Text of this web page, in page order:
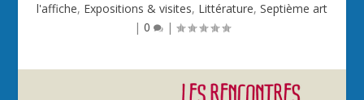
l'affiche, Expositions & visites, Littérature, Septième art
| 0 |